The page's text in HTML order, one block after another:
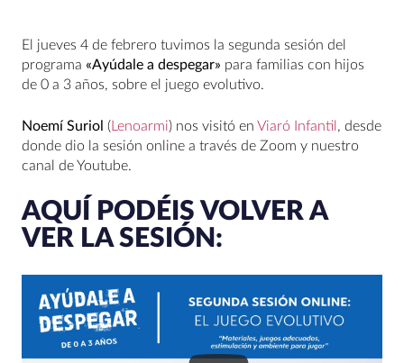
El jueves 4 de febrero tuvimos la segunda sesión del
programa «Ayúdale a despegar» para familias con hijos
de 0 a 3 años, sobre el juego evolutivo.
Noemí Suriol ( Lenoarmi) nos visitó en Viaró Infantil , desde
donde dio la sesión online a través de Zoom y nuestro
canal de Youtube.
AQUÍ PODÉIS VOLVER A
VER LA SESIÓN: